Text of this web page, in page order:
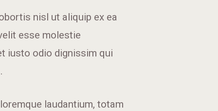
nisl ut aliquip ex ea
esse molestie
iusto odio dignissim qui
laudantium, totam